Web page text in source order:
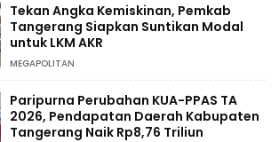
Tekan Angka Kemiskinan, Pemkab
Tangerang Siapkan Suntikan Modal
untuk LKM AKR
MEGAPOLITAN
Paripurna Perubahan KUA-PPAS TA
2026, Pendapatan Daerah Kabupaten
Tangerang Naik Rp8,76 Triliun